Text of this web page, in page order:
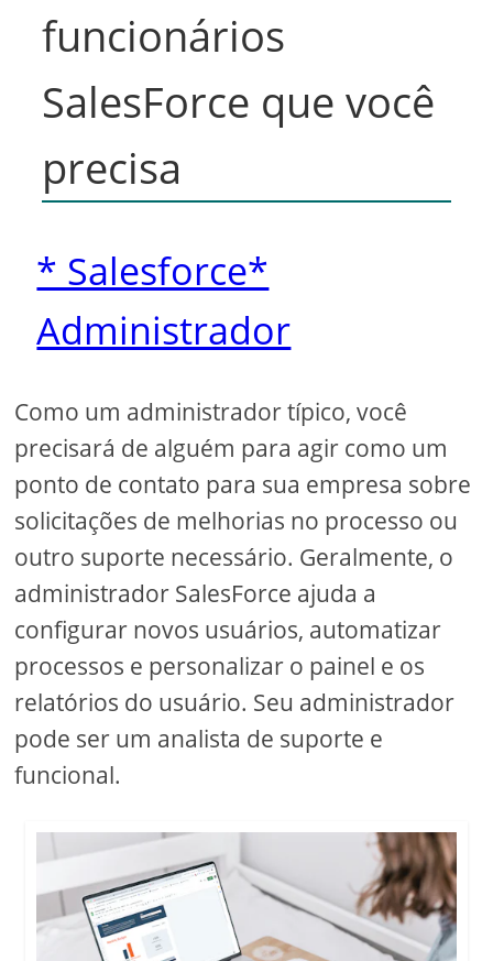
funcionários
SalesForce que você
precisa
* Salesforce*
Administrador
Como um administrador típico, você
precisará de alguém para agir como um
ponto de contato para sua empresa sobre
solicitações de melhorias no processo ou
outro suporte necessário. Geralmente, o
administrador SalesForce ajuda a
configurar novos usuários, automatizar
processos e personalizar o painel e os
relatórios do usuário. Seu administrador
pode ser um analista de suporte e
funcional.